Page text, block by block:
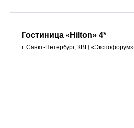
Гостиница «Hilton» 4*
г. Санкт-Петербург, КВЦ «Экспофорум»